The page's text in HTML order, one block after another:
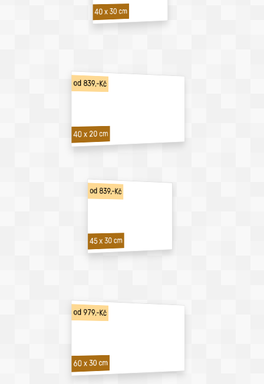
40 x 30 cm
od 839,-Kč
40 x 20 cm
od 839,-Kč
45 x 30 cm
od 979,-Kč
60 x 30 cm